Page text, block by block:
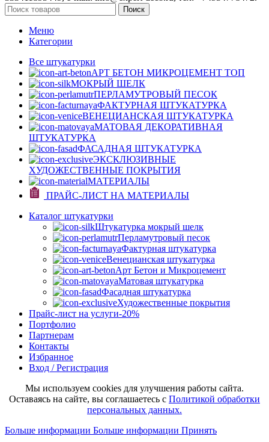
Поиск
Меню
Категории
Все штукатурки
АРТ БЕТОН МИКРОЦЕМЕНТ ТОП
МОКРЫЙ ШЕЛК
ПЕРЛАМУТРОВЫЙ ПЕСОК
ФАКТУРНАЯ ШТУКАТУРКА
ВЕНЕЦИАНСКАЯ ШТУКАТУРКА
МАТОВАЯ ДЕКОРАТИВНАЯ
ШТУКАТУРКА
ФАСАДНАЯ ШТУКАТУРКА
ЭКСКЛЮЗИВНЫЕ
ХУДОЖЕСТВЕННЫЕ ПОКРЫТИЯ
МАТЕРИАЛЫ
ПРАЙС-ЛИСТ НА МАТЕРИАЛЫ
Каталог штукатурки
Штукатурка мокрый шелк
Перламутровый песок
Фактурная штукатурка
Венецианская штукатурка
Арт Бетон и Микроцемент
Матовая штукатурка
Фасадная штукатурка
Художественные покрытия
Прайс-лист на услуги-20%
Портфолио
Партнерам
Контакты
Избранное
Вход / Регистрация
Мы используем cookies для улучшения работы сайта.
Оставаясь на сайте, вы соглашаетесь с Политикой обработки
персональных данных.
Больше информации Больше информации Принять